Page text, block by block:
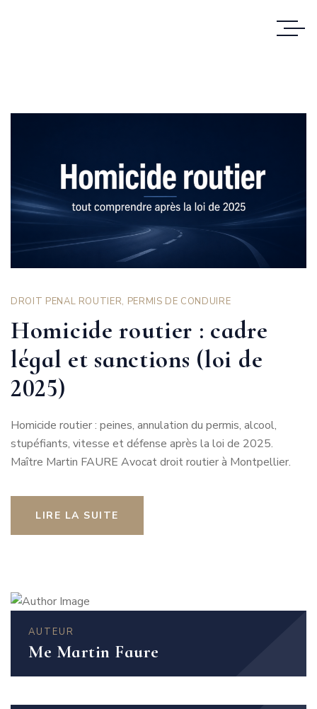
DROIT PENAL ROUTIER, PERMIS DE CONDUIRE
Homicide routier : cadre
légal et sanctions (loi de
2025)
Homicide routier : peines, annulation du permis, alcool,
stupéfiants, vitesse et défense après la loi de 2025.
Maître Martin FAURE Avocat droit routier à Montpellier.
LIRE LA SUITE
AUTEUR
Me Martin Faure